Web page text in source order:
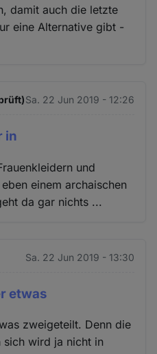
damit auch die letzte
eine Alternative gibt -
Sa. 22 Jun 2019 - 12:26
in
und
einem archaischen
da gar nichts ...
Sa. 22 Jun 2019 - 13:30
etwas
zweigeteilt. Denn die
sich wird ja nicht in